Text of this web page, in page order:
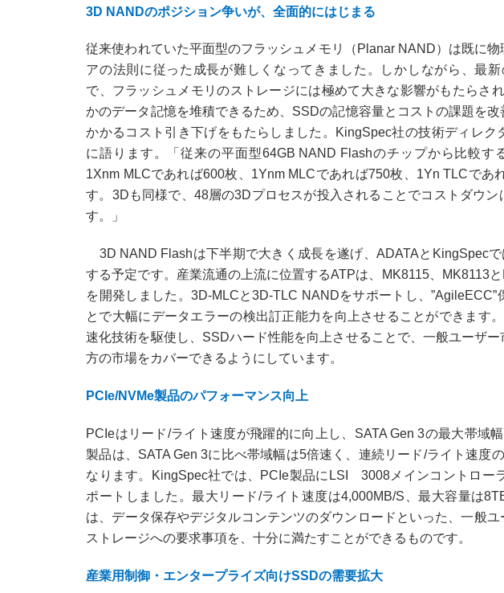
3D NANDのポジション争いが、全面的にはじまる
従来使われていた平面型のフラッシュメモリ（Planar NAND）は既に
アの法則に従った成長が難しくなってきました。しかしながら、最
で、フラッシュメモリのストレージには極めて大きな影響がもたらさ
かのデータ記憶を堆積できるため、SSDの記憶容量とコストの課題を
かかるコスト引き下げをもたらしました。KingSpec社の技術ディレク
に語ります。「従来の平面型64GB NAND Flashのチップから比較す
1Xnm MLCであれば600枚、1Ynm MLCであれば750枚、1Yn TLCであ
す。3Dも同様で、48層の3Dプロセスが投入されることでコストダウン
す。」
3D NAND Flashは下半期で大きく成長を遂げ、ADATAとKingSpec
する予定です。産業流通の上流に位置するATPは、MK8115、MK8113
を開発しました。3D-MLCと3D-TLC NANDをサポートし、”AgileECC”
とで大幅にデータエラーの検出訂正能力を向上させることができます
速化技術を駆使し、SSDハード性能を向上させることで、一般ユーザ
方の市場をカバーできるようにしています。
PCIe/NVMe製品のパフォーマンス向上
PCIeはリード/ライト速度が飛躍的に向上し、SATA Gen 3の最大帯域
製品は、SATA Gen 3に比べ帯域幅は5倍速く、連続リード/ライト速度
なります。KingSpec社では、PCIe製品にLSI 3008メインコントロー
ポートしました。最大リード/ライト速度は4,000MB/S、最大容量は
は、データ保存やデジタルコンテンツのダウンロードといった、一般
ストレージへの要求事項を、十分に満たすことができるものです。
産業用制御・エンタープライズ向けSSDの需要拡大